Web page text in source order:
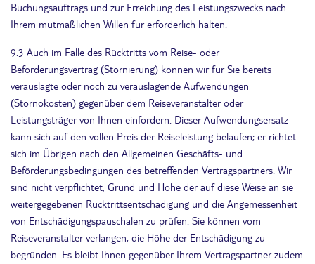
Buchungsauftrags und zur Erreichung des Leistungszwecks nach
Ihrem mutmaßlichen Willen für erforderlich halten.
9.3 Auch im Falle des Rücktritts vom Reise- oder
Beförderungsvertrag (Stornierung) können wir für Sie bereits
verauslagte oder noch zu verauslagende Aufwendungen
(Stornokosten) gegenüber dem Reiseveranstalter oder
Leistungsträger von Ihnen einfordern. Dieser Aufwendungsersatz
kann sich auf den vollen Preis der Reiseleistung belaufen; er richtet
sich im Übrigen nach den Allgemeinen Geschäfts- und
Beförderungsbedingungen des betreffenden Vertragspartners. Wir
sind nicht verpflichtet, Grund und Höhe der auf diese Weise an sie
weitergegebenen Rücktrittsentschädigung und die Angemessenheit
von Entschädigungspauschalen zu prüfen. Sie können vom
Reiseveranstalter verlangen, die Höhe der Entschädigung zu
begründen. Es bleibt Ihnen gegenüber Ihrem Vertragspartner zudem